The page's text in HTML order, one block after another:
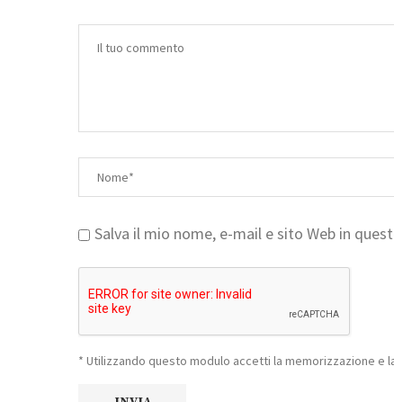
Salva il mio nome, e-mail e sito Web in
* Utilizzando questo modulo accetti la memorizzazione